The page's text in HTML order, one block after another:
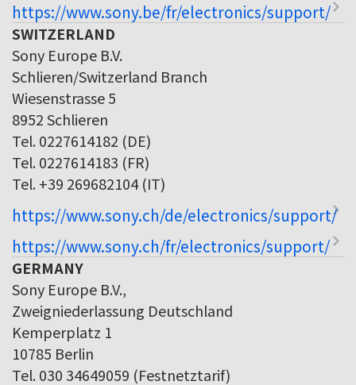
https://www.sony.be/fr/electronics/support/
SWITZERLAND
Sony Europe B.V.
Schlieren/Switzerland Branch
Wiesenstrasse 5
8952 Schlieren
Tel. 0227614182 (DE)
Tel. 0227614183 (FR)
Tel. +39 269682104 (IT)
https://www.sony.ch/de/electronics/support/
https://www.sony.ch/fr/electronics/support/
GERMANY
Sony Europe B.V.,
Zweigniederlassung Deutschland
Kemperplatz 1
10785 Berlin
Tel. 030 34649059 (Festnetztarif)